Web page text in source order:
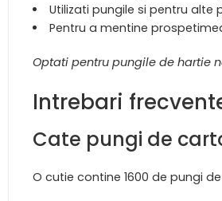
Utilizati pungile si pentru
Pentru a mentine
Optati pentru pungile de hartie
Intrebari
Cate pungi de
O cutie contine 1600 de pungi